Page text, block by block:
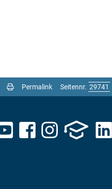
Permalink Seitennr.